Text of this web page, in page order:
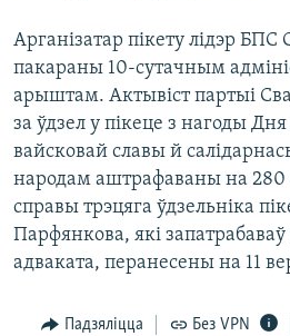
КАЛЯНДАР
НА ХВАЛЯХ СВАБОДЫ
Арганізатар пікету лідэр
пакараны 10-сутачным
арыштам. Актывіст партыі
за ўдзел у пікеце з нагоды
вайсковай славы й
народам аштрафаваны на 280
справы трэцяга ўдзельніка
Парфянкова, які запатрабаваў
адваката, перанесены на 11
Падзяліцца Без VPN